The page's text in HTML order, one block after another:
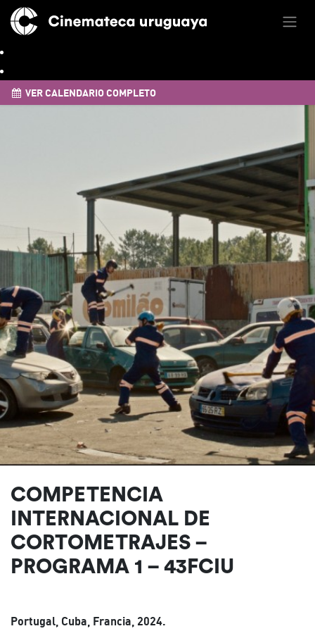
VER CALENDARIO COMPLETO
COMPETENCIA
INTERNACIONAL DE
CORTOMETRAJES –
PROGRAMA 1 – 43FCIU
Portugal, Cuba, Francia, 2024.